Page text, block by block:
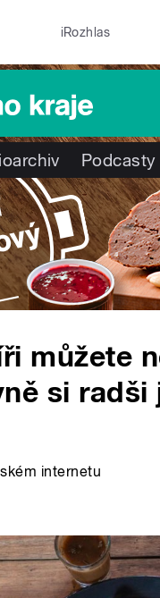
iRozhlas
Podcasty
můžete
si
internetu